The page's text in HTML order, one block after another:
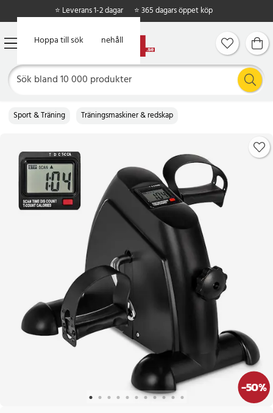
Hoppa till huvudinnehåll
Hoppa till sök
⭐ Leverans 1-2 dagar ⭐ 365 dagars öppet köp
Sport & Träning Träningsmaskiner & redskap
-50%